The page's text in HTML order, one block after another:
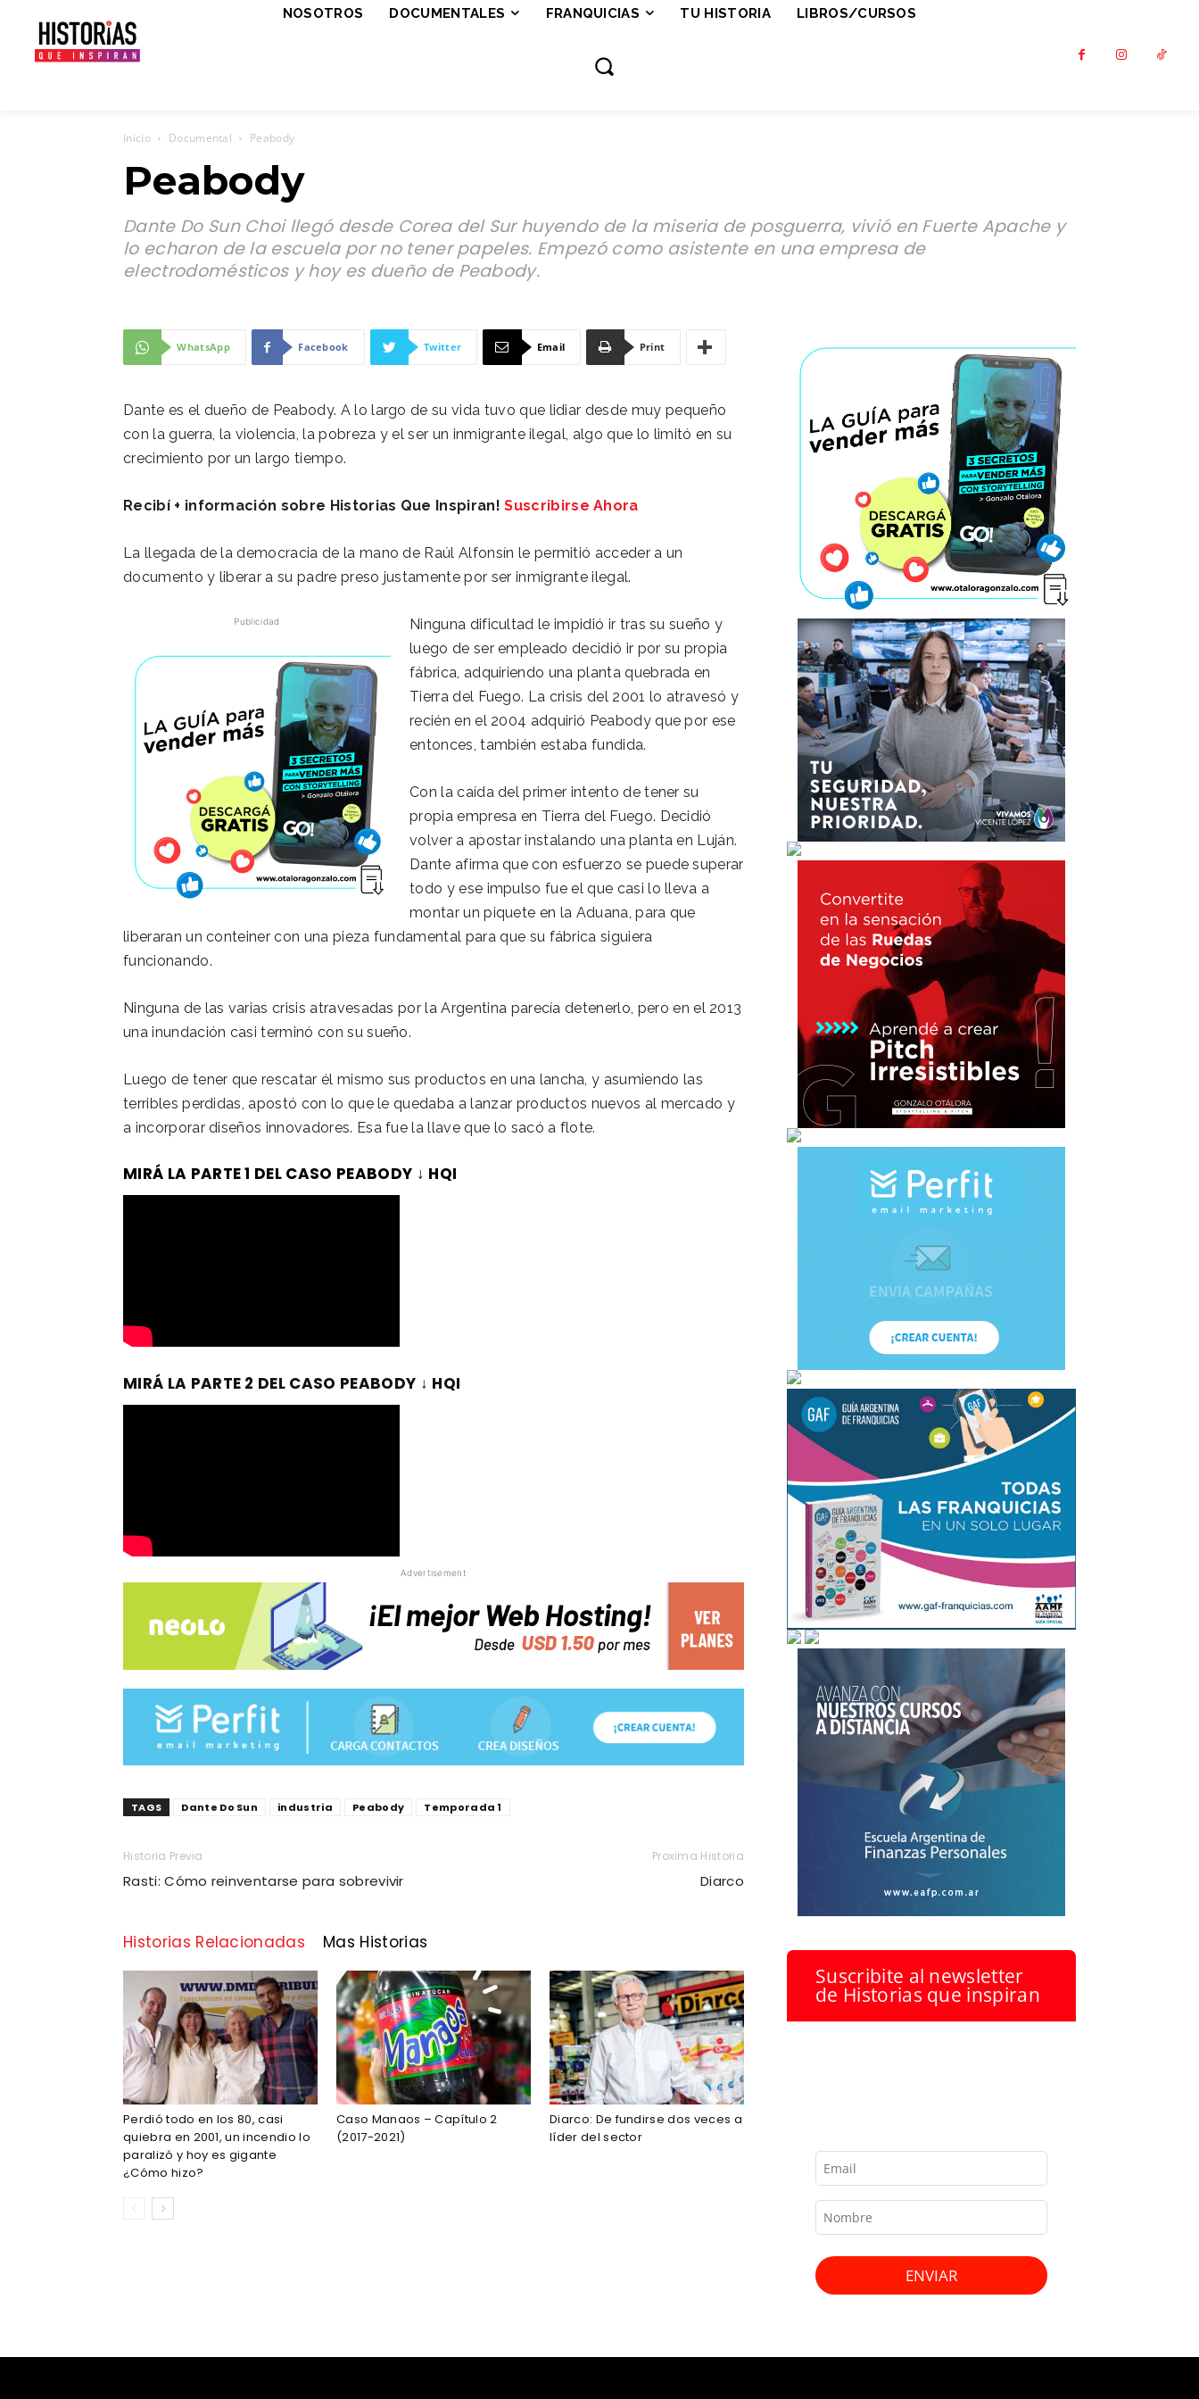
NOSOTROS DOCUMENTALES FRANQUICIAS TU HISTORIA LIBROS/CURSOS
Inicio Documental Peabody
Peabody
Dante Do Sun Choi llegó desde Corea del Sur huyendo de la miseria de posguerra, vivió en Fuerte Apache y
lo echaron de la escuela por no tener papeles. Empezó como asistente en una empresa de
electrodomésticos y hoy es dueño de Peabody.
WhatsApp Facebook Twitter Email Print
Dante es el dueño de Peabody. A lo largo de su vida tuvo que lidiar desde muy pequeño
con la guerra, la violencia, la pobreza y el ser un inmigrante ilegal, algo que lo limitó en su
crecimiento por un largo tiempo.
Recibí + información sobre Historias Que Inspiran!Suscribirse Ahora
La llegada de la democracia de la mano de Raúl Alfonsín le permitió acceder a un
documento y liberar a su padre preso justamente por ser inmigrante ilegal.
Publicidad
Ninguna dificultad le impidió ir tras su sueño y
luego de ser empleado decidió ir por su propia
fábrica, adquiriendo una planta quebrada en
Tierra del Fuego. La crisis del 2001 lo atravesó y
recién en el 2004 adquirió Peabody que por ese
entonces, también estaba fundida.
Con la caída del primer intento de tener su
propia empresa en Tierra del Fuego. Decidió
volver a apostar instalando una planta en Luján.
Dante afirma que con esfuerzo se puede superar
todo y ese impulso fue el que casi lo lleva a
montar un piquete en la Aduana, para que
liberaran un conteiner con una pieza fundamental para que su fábrica siguiera
funcionando.
Ninguna de las varias crisis atravesadas por la Argentina parecía detenerlo, pero en el 2013
una inundación casi terminó con su sueño.
Luego de tener que rescatar él mismo sus productos en una lancha, y asumiendo las
terribles perdidas, apostó con lo que le quedaba a lanzar productos nuevos al mercado y
a incorporar diseños innovadores. Esa fue la llave que lo sacó a flote.
MIRÁ LA PARTE 1 DEL CASO PEABODY ↓ HQI
MIRÁ LA PARTE 2 DEL CASO PEABODY ↓ HQI
Advertisement
TAGS Dante Do Sun industria Peabody Temporada 1
Historia Previa
Rasti: Cómo reinventarse para sobrevivir
Proxima Historia
Diarco
Historias Relacionadas Mas Historias
Perdió todo en los 80, casi
quiebra en 2001, un incendio lo
paralizó y hoy es gigante
¿Cómo hizo?
Caso Manaos – Capítulo 2
(2017-2021)
Diarco: De fundirse dos veces a
líder del sector
Suscribite al newsletter
de Historias que inspiran
ENVIAR